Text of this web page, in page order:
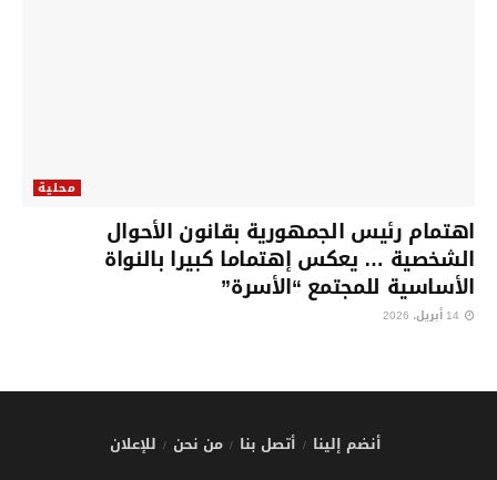
محلية
اهتمام رئيس الجمهورية بقانون الأحوال
الشخصية … يعكس إهتماما كبيرا بالنواة
الأساسية للمجتمع “الأسرة”
أنضم إلينا أتصل بنا من نحن للإعلان